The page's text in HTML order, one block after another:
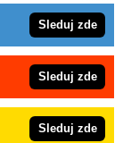
Sleduj zde
Sleduj zde
Sleduj zde